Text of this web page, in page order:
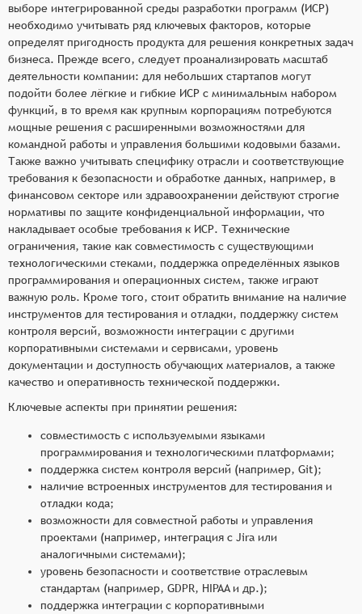
выборе интегрированной среды разработки программ (ИСР)
необходимо учитывать ряд ключевых факторов, которые
определят пригодность продукта для решения конкретных задач
бизнеса. Прежде всего, следует проанализировать масштаб
деятельности компании: для небольших стартапов могут
подойти более лёгкие и гибкие ИСР с минимальным набором
функций, в то время как крупным корпорациям потребуются
мощные решения с расширенными возможностями для
командной работы и управления большими кодовыми базами.
Также важно учитывать специфику отрасли и соответствующие
требования к безопасности и обработке данных, например, в
финансовом секторе или здравоохранении действуют строгие
нормативы по защите конфиденциальной информации, что
накладывает особые требования к ИСР. Технические
ограничения, такие как совместимость с существующими
технологическими стеками, поддержка определённых языков
программирования и операционных систем, также играют
важную роль. Кроме того, стоит обратить внимание на наличие
инструментов для тестирования и отладки, поддержку систем
контроля версий, возможности интеграции с другими
корпоративными системами и сервисами, уровень
документации и доступность обучающих материалов, а также
качество и оперативность технической поддержки.
Ключевые аспекты при принятии решения:
совместимость с используемыми языками
программирования и технологическими платформами;
поддержка систем контроля версий (например, Git);
наличие встроенных инструментов для тестирования и
отладки кода;
возможности для совместной работы и управления
проектами (например, интеграция с Jira или
аналогичными системами);
уровень безопасности и соответствие отраслевым
стандартам (например, GDPR, HIPAA и др.);
поддержка интеграции с корпоративными